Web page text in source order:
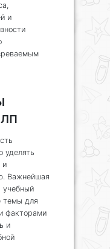
и
уделять
и
Важнейшая
учебный
темы для
факторами
и